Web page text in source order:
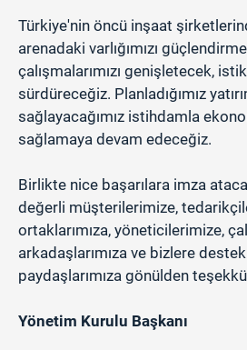
Türkiye'nin öncü inşaat
arenadaki varlığımızı
çalışmalarımızı genişletecek,
sürdüreceğiz. Planladığımız
sağlayacağımız istihdamla
sağlamaya devam edeceğiz.
Birlikte nice başarılara imza
değerli müşterilerimize,
ortaklarımıza, yöneticilerimize,
arkadaşlarımıza ve bizlere
paydaşlarımıza gönülden
Yönetim Kurulu Başkanı